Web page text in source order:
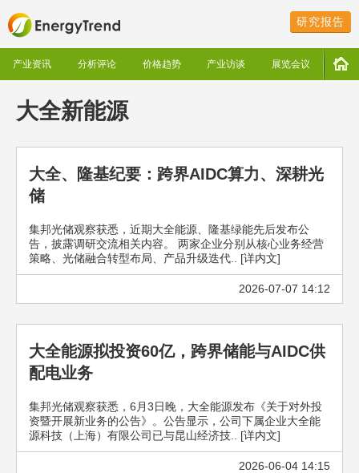
研究报告
产业资讯 分析评论 价格趋势 产业访谈 展览会议
大全新能源
大全、隆基纪要：跨界AIDC算力、深耕光
储
集邦光储观察获悉，近期大全能源、隆基绿能先后发布公
告，披露调研交流相关内容。 两家企业分别从核心业务经营
策略、光储融合转型布局、产品升级迭代.. [详内文]
2026-07-07 14:12
大全能源拟投资60亿，跨界储能与AIDC供
配电业务
集邦光储观察获悉，6月3日晚，大全能源发布《关于对外投
资暨开展新业务的公告》。公告显示，公司下属企业大全能
源科技（上海）有限公司已与昆山经济技.. [详内文]
2026-06-04 14:15